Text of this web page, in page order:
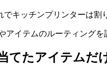
キッチンプリンターは割
アイテムのルーティングを
てたアイテムだ